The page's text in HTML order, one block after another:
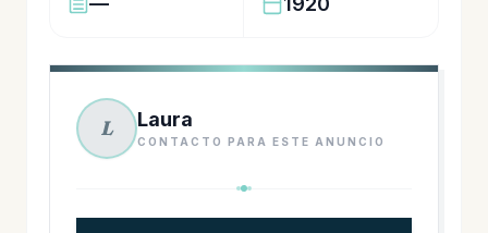
L Laura
CONTACTO PARA ESTE ANUNCIO